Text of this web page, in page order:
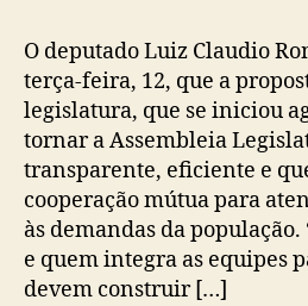
O deputado Luiz Claudio
terça-feira, 12, que a
legislatura, que se iniciou
tornar a Assembleia
transparente, eficiente e
cooperação mútua para
às demandas da população.
e quem integra as equipes
devem construir […]